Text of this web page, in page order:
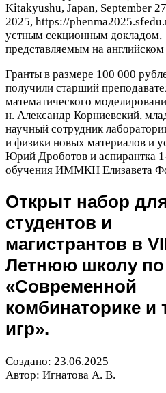
Kitakyushu, Japan, Sep­tem­ber 27
2025, https://​phen​ma2025
устным секционным докладом,
представляемым на английском
Гранты в размере 100 000
получили старший
математического
н. Александр Корниевский,
научный сотрудник
и физики новых материалов и
Юрий Дроботов и аспирантка 1
обучения ИММКН Елизавета
Открыт набор
студентов и
магистрантов в
Летнюю школу по
«Современной
комбинаторике и
игр».
Создано: 23.06.2025
Автор: Игнатова А. В.